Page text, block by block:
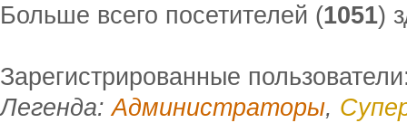
Больше всего посетителей (1051)
Зарегистрированные
Легенда:Администраторы,